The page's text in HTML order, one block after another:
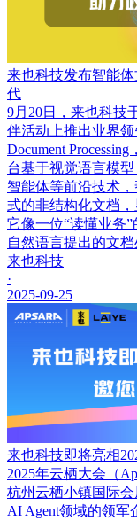
来也科技发布智能
代
9月20日，来也科技
伴活动上推出业界
Document
台基于视觉语言模
智能体等前沿技术
式的非结构化文档
它像一位“读懂业务
自然语言提出的文档
来也科技
·
2025-09-25
来也科技即将亮相
2025年云栖大会（
杭州云栖小镇国际
AI Agent领域的领军